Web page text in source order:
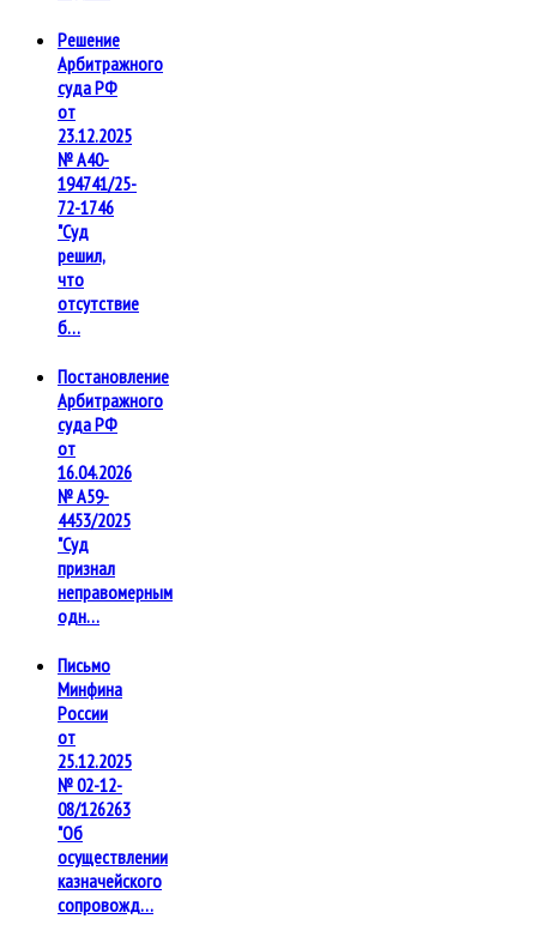
Решение
Арбитражного
суда РФ
от
23.12.2025
№ А40-
194741/25-
72-1746
"Суд
решил,
что
отсутствие
б…
Постановление
Арбитражного
суда РФ
от
16.04.2026
№ А59-
4453/2025
"Суд
признал
неправомерным
одн…
Письмо
Минфина
России
от
25.12.2025
№ 02-12-
08/126263
"Об
осуществлении
казначейского
сопровожд…